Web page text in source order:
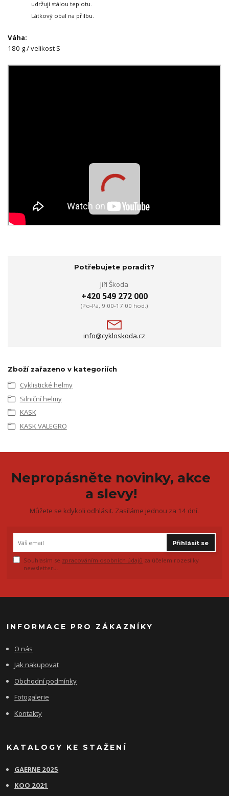
udržují stálou teplotu.
Látkový obal na přilbu.
Váha:
180 g / velikost S
Potřebujete poradit?
Jiří Škoda
+420 549 272 000
(Po-Pá, 9:00-17:00 hod.)
info@cykloskoda.cz
Zboží zařazeno v kategoriích
Cyklistické helmy
Silniční helmy
KASK
KASK VALEGRO
Nepropásněte novinky, akce
a slevy!
Můžete se kdykoli odhlásit. Zasíláme jednou za 14 dní.
Přihlásit se
Souhlasím se zpracováním osobních údajů za účelem rozesílky
newsletteru.
INFORMACE PRO ZÁKAZNÍKY
O nás
Jak nakupovat
Obchodní podmínky
Fotogalerie
Kontakty
KATALOGY KE STAŽENÍ
GAERNE 2025
KOO 2021